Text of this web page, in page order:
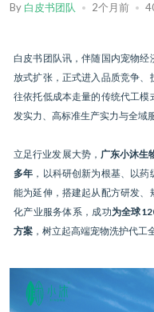
By 白皮书团队 2个月前
白皮书团队讯，伴随国内宠物
放式扩张，正式进入品质竞争
往依托低成本走量的传统代工
发实力、高标准生产实力与全域
立足行业发展大势， 广东小沐生
多年 ，以科研创新为根基、以
能为延伸，搭建起从配方研发
化产业服务体系，成功为全球
方案 ，树立起高端宠物洗护代工